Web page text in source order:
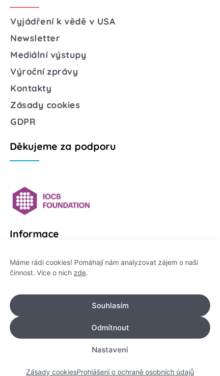
Máme rádi cookies! Pomáhají nám analyzovat zájem o naši
činnost. Více o nich zde.
Souhlasím
Odmítnout
Nastavení
Zásady cookiesProhlášení o ochraně osobních údajů
Vyjádření k vědě v USA
Newsletter
Mediální výstupy
Výroční zprávy
Kontakty
Zásady cookies
GDPR
Děkujeme za podporu
Informace
Platformu Zeptej se vědce provozuje:
IČO: 178 47 389
Flemingovo náměstí 542/2,
Dejvice, 160 00 Praha 6
info@zeptejsevedce.cz